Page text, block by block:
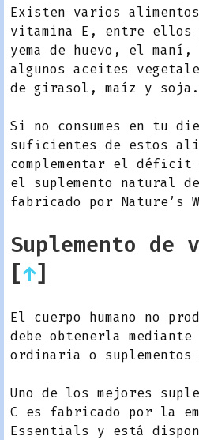
Existen varios
vitamina E, entre ellos
yema de huevo, el
algunos aceites
de girasol, maíz y soja.
Si no consumes en tu
suficientes de estos
complementar el déficit
el suplemento natural
fabricado por Nature’s
Suplemento de
[↑]
El cuerpo humano no
debe obtenerla
ordinaria o
Uno de los mejores
C es fabricado por la
Essentials y está